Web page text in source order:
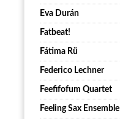
Eva Durán
Fatbeat!
Fátima Rü
Federico Lechner
Feefifofum Quartet
Feeling Sax Ensemble